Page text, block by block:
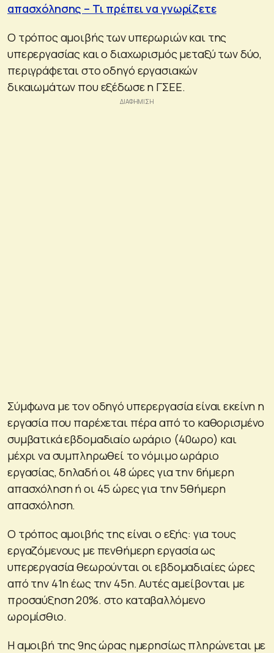
απασχόλησης – Τι πρέπει να γνωρίζετε
Ο τρόπος αμοιβής των υπερωριών και της
υπερεργασίας και ο διαχωρισμός μεταξύ των δύο,
περιγράφεται στο οδηγό εργασιακών
δικαιωμάτων που εξέδωσε η ΓΣΕΕ.
Σύμφωνα με τον οδηγό υπερεργασία είναι εκείνη η
εργασία που παρέχεται πέρα από το καθορισμένο
συμβατικά εβδομαδιαίο ωράριο (40ωρο) και
μέχρι να συμπληρωθεί το νόμιμο ωράριο
εργασίας, δηλαδή οι 48 ώρες για την 6ήμερη
απασχόληση ή οι 45 ώρες για την 5θήμερη
απασχόληση.
Ο τρόπος αμοιβής της είναι ο εξής: για τους
εργαζόμενους με πενθήμερη εργασία ως
υπερεργασία θεωρούνται οι εβδομαδιαίες ώρες
από την 41η έως την 45η. Αυτές αμείβονται με
προσαύξηση 20%. στο καταβαλλόμενο
ωρομίσθιο.
Η αμοιβή της 9ης ώρας ημερησίως πληρώνεται με